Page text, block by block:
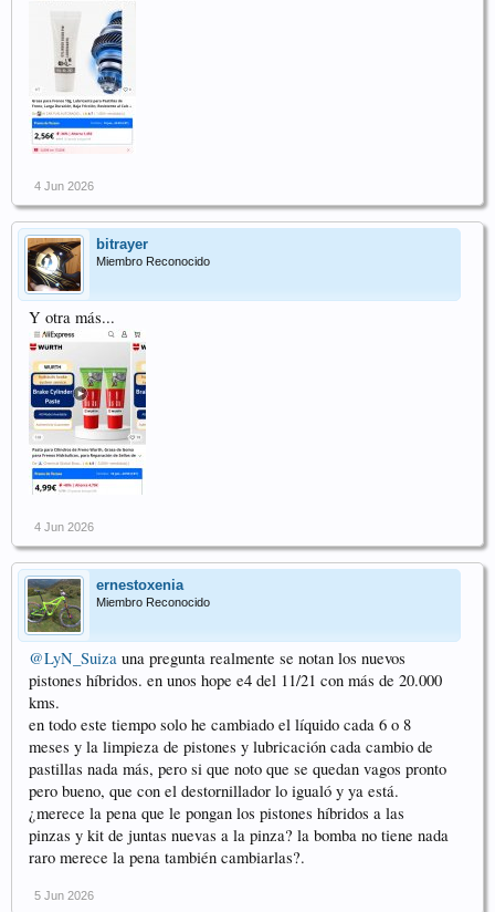
4 Jun 2026
bitrayer
Miembro Reconocido
Y otra más...
4 Jun 2026
ernestoxenia
Miembro Reconocido
@LyN_Suiza una pregunta realmente se notan los nuevos
pistones híbridos. en unos hope e4 del 11/21 con más de 20.000
kms.
en todo este tiempo solo he cambiado el líquido cada 6 o 8
meses y la limpieza de pistones y lubricación cada cambio de
pastillas nada más, pero si que noto que se quedan vagos pronto
pero bueno, que con el destornillador lo igualó y ya está.
¿merece la pena que le pongan los pistones híbridos a las
pinzas y kit de juntas nuevas a la pinza? la bomba no tiene nada
raro merece la pena también cambiarlas?.
5 Jun 2026